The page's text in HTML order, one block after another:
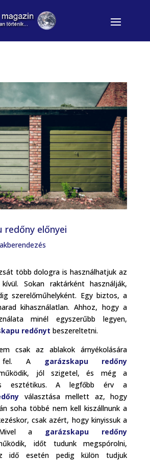
redőny előnyei
több dologra is használhatjuk az
Sokan raktárként használják,
szerelőműhelyként. Egy biztos, a
kihasználatlan. Ahhoz, hogy a
minél egyszerűbb legyen,
redőnyt beszereltetni.
csak az ablakok árnyékolására
fel. A
garázskapu redőny
működik, jól szigetel, és még a
esztétikus. A legfőbb érv a
választása mellett az, hogy
soha többé nem kell kiszállnunk a
csak azért, hogy kinyissuk a
Mivel a garázskapu redőny
időt tudunk megspórolni,
idő esetén pedig külön tudjuk